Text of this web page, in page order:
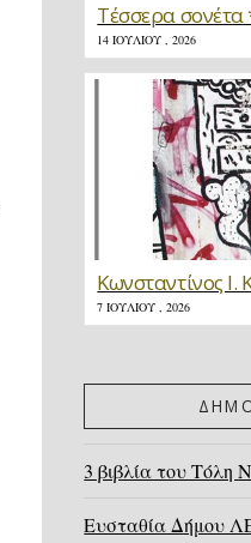
14 ΙΟΥΛΊΟΥ , 2026
7 ΙΟΥΛΊΟΥ , 2026
3 βιβλία του Τόλη
Ευσταθία Δήμου